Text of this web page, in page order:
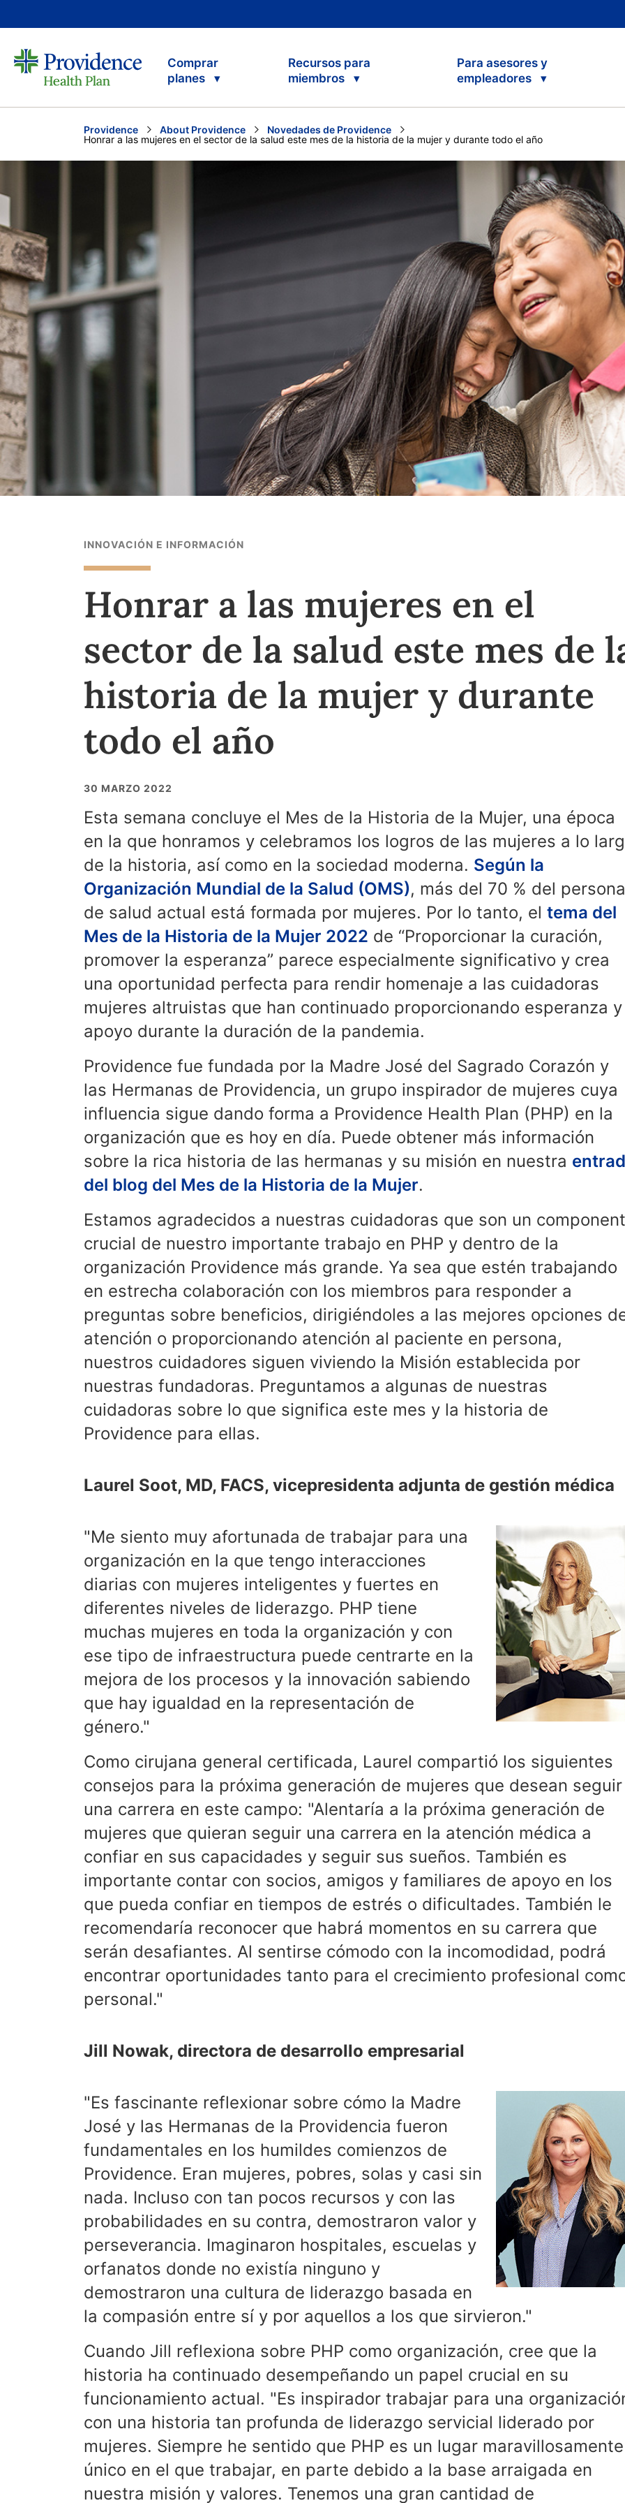
Comprar
planes
Recursos para
miembros
Para asesores y
empleadores
Providence About Providence
Novedades de Providence
Current:
Honrar a las mujeres en el sector de la salud este mes de la historia de la mujer y durante todo el año
INNOVACIÓN E INFORMACIÓN
Honrar a las mujeres en el
sector de la salud este mes de
historia de la mujer y durante
todo el año
30 MARZO 2022
Esta semana concluye el Mes de la Historia de la Mujer, una época
en la que honramos y celebramos los logros de las mujeres a lo
de la historia, así como en la sociedad moderna. Según la
Organización Mundial de la Salud (OMS), más del 70 % del
de salud actual está formada por mujeres. Por lo tanto, el tema del
Mes de la Historia de la Mujer 2022 de “Proporcionar la curación,
promover la esperanza” parece especialmente significativo y crea
una oportunidad perfecta para rendir homenaje a las cuidadoras
mujeres altruistas que han continuado proporcionando esperanza y
apoyo durante la duración de la pandemia.
Providence fue fundada por la Madre José del Sagrado Corazón y
las Hermanas de Providencia, un grupo inspirador de mujeres cuya
influencia sigue dando forma a Providence Health Plan (PHP) en la
organización que es hoy en día. Puede obtener más información
sobre la rica historia de las hermanas y su misión en nuestra
del blog del Mes de la Historia de la Mujer.
Estamos agradecidos a nuestras cuidadoras que son un
crucial de nuestro importante trabajo en PHP y dentro de la
organización Providence más grande. Ya sea que estén trabajando
en estrecha colaboración con los miembros para responder a
preguntas sobre beneficios, dirigiéndoles a las mejores opciones
atención o proporcionando atención al paciente en persona,
nuestros cuidadores siguen viviendo la Misión establecida por
nuestras fundadoras. Preguntamos a algunas de nuestras
cuidadoras sobre lo que significa este mes y la historia de
Providence para ellas.
Laurel Soot, MD, FACS, vicepresidenta adjunta de gestión médica
"Me siento muy afortunada de trabajar para una
organización en la que tengo interacciones
diarias con mujeres inteligentes y fuertes en
diferentes niveles de liderazgo. PHP tiene
muchas mujeres en toda la organización y con
ese tipo de infraestructura puede centrarte en la
mejora de los procesos y la innovación sabiendo
que hay igualdad en la representación de
género."
Como cirujana general certificada, Laurel compartió los siguientes
consejos para la próxima generación de mujeres que desean seguir
una carrera en este campo: "Alentaría a la próxima generación de
mujeres que quieran seguir una carrera en la atención médica a
confiar en sus capacidades y seguir sus sueños. También es
importante contar con socios, amigos y familiares de apoyo en los
que pueda confiar en tiempos de estrés o dificultades. También le
recomendaría reconocer que habrá momentos en su carrera que
serán desafiantes. Al sentirse cómodo con la incomodidad, podrá
encontrar oportunidades tanto para el crecimiento profesional
personal."
Jill Nowak, directora de desarrollo empresarial
"Es fascinante reflexionar sobre cómo la Madre
José y las Hermanas de la Providencia fueron
fundamentales en los humildes comienzos de
Providence. Eran mujeres, pobres, solas y casi sin
nada. Incluso con tan pocos recursos y con las
probabilidades en su contra, demostraron valor y
perseverancia. Imaginaron hospitales, escuelas y
orfanatos donde no existía ninguno y
demostraron una cultura de liderazgo basada en
la compasión entre sí y por aquellos a los que sirvieron."
Cuando Jill reflexiona sobre PHP como organización, cree que la
historia ha continuado desempeñando un papel crucial en su
funcionamiento actual. "Es inspirador trabajar para una
con una historia tan profunda de liderazgo servicial liderado por
mujeres. Siempre he sentido que PHP es un lugar maravillosamente
único en el que trabajar, en parte debido a la base arraigada en
nuestra misión y valores. Tenemos una gran cantidad de